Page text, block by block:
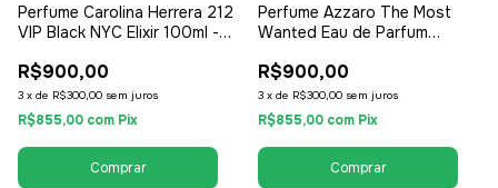
Perfume Carolina Herrera 212
VIP Black NYC Elixir 100ml -
Masculino
R$900,00
3 x de R$300,00 sem juros
R$855,00 com Pix
Perfume Azzaro The Most
Wanted Eau de Parfum
Parfum - Masculino
R$900,00
3 x de R$300,00 sem juros
R$855,00 com Pix